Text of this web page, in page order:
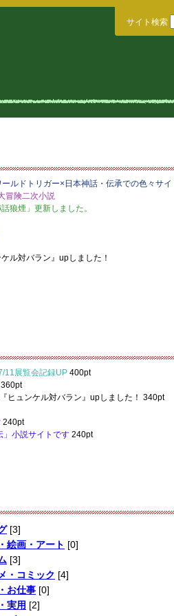
サイト検索
ールドトリガー×日本神話・伝承での色々サイ
冒険二次小説
狼煙」更新しました。
ル対バラン』upしました！
11展覧会記録UP 400pt
360pt
ヒュンケル対バラン』upしました！ 340pt
240pt
小説サイトです 240pt
[3]
絵画・アート [0]
[3]
・コミック [4]
お仕事 [0]
実用 [2]